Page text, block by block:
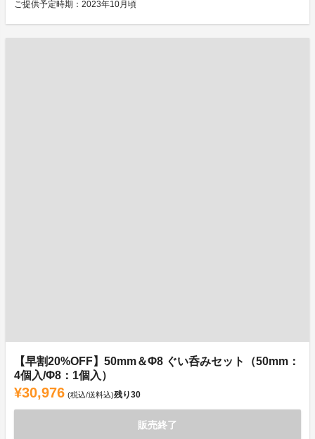
ご提供予定時期：2023年10月頃
【早割20%OFF】50mm＆Φ8 ぐい呑みセット（50mm：
4個入/Φ8：1個入）
¥30,976 (税込/送料込)残り30
販売終了